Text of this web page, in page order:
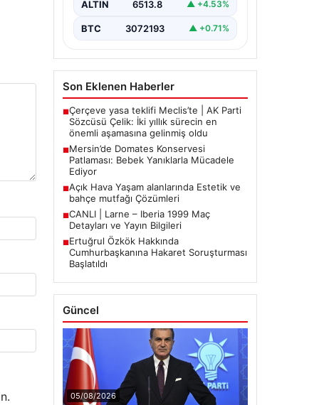
ALTIN 6513.8 ▲ +4.53%
BTC 3072193 ▲ +0.71%
Son Eklenen Haberler
■Çerçeve yasa teklifi Meclis’te | AK Parti
Sözcüsü Çelik: İki yıllık sürecin en
önemli aşamasına gelinmiş oldu
■Mersin’de Domates Konservesi
Patlaması: Bebek Yanıklarla Mücadele
Ediyor
■Açık Hava Yaşam alanlarında Estetik ve
bahçe mutfağı Çözümleri
■CANLI | Larne – Iberia 1999 Maç
Detayları ve Yayın Bilgileri
■Ertuğrul Özkök Hakkında
Cumhurbaşkanına Hakaret Soruşturması
Başlatıldı
Güncel
05/08/2026